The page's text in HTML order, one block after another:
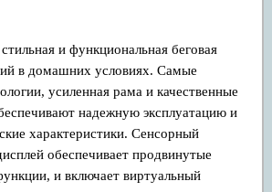
и функциональная беговая
в домашних условиях. Самые
усиленная рама и качественные
надежную эксплуатацию и
характеристики. Сенсорный
обеспечивает продвинутые
и включает виртуальный